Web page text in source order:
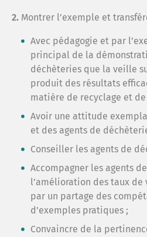
2. Montrer l’exemple et
Avec pédagogie et par
principal de la
déchèteries que la veille
produit des résultats
matière de recyclage et
Avoir une attitude
et des agents de
Conseiller les agents de
Accompagner les agents
l’amélioration des taux
par un partage des
d’exemples pratiques ;
Convaincre de la